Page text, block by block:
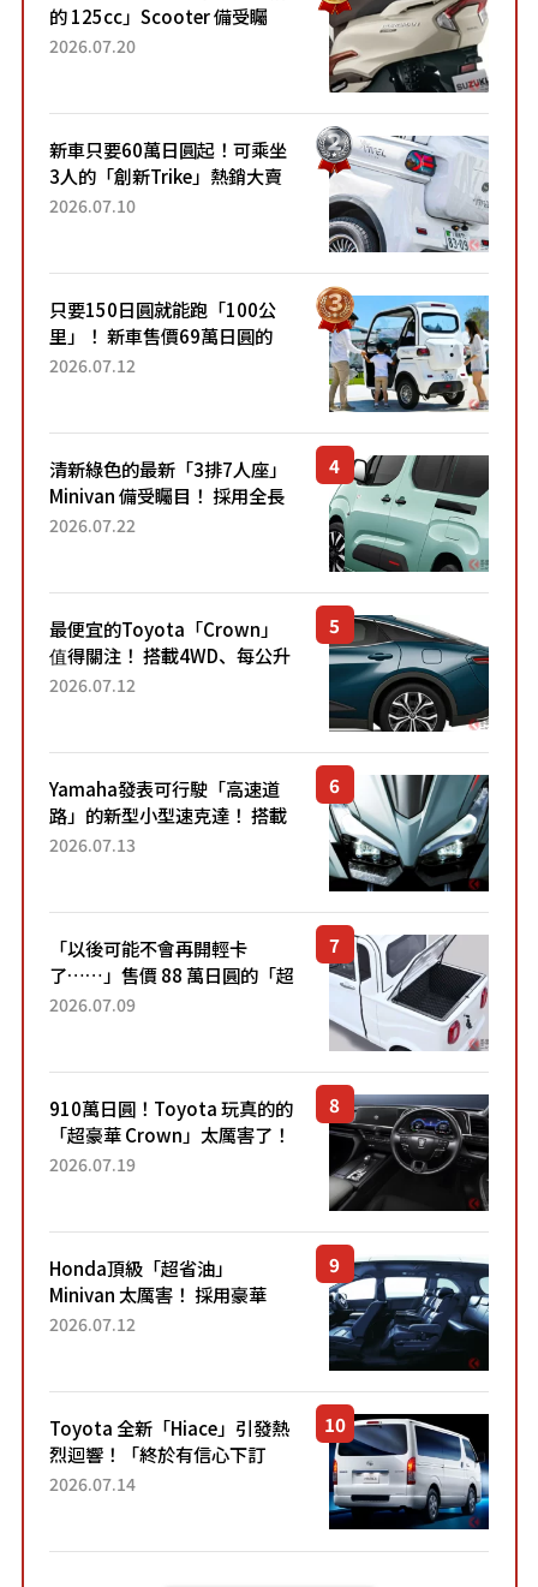
的 125cc」Scooter 備受矚
目！採用全新流線設計與各項
2026.07.20
新車只要60萬日圓起！可乘坐
3人的「創新Trike」熱銷大賣
成為人氣車款！「養車成本真
2026.07.10
只要150日圓就能跑「100公
里」！ 新車售價69萬日圓的
「3人座」Trike大受歡迎！ 順
2026.07.12
清新綠色的最新「3排7人座」
Minivan 備受矚目！ 採用全長
4.7公尺剛剛好的車身尺寸與
2026.07.22
最便宜的Toyota「Crown」
值得關注！ 搭載4WD、每公升
22.4公里低油耗表現超亮眼！
2026.07.12
Yamaha發表可行駛「高速道
路」的新型小型速克達！ 搭載
能享受超強勁「渦輪感」的動
2026.07.13
「以後可能不會再開輕卡
了……」售價 88 萬日圓的「超
迷你輕型貨車」引發兩極評
了！...
2026.07.09
910萬日圓！Toyota 玩真的的
「超豪華 Crown」太厲害了！
採用由「匠人技藝」打造的
2026.07.19
Honda頂級「超省油」
Minivan 太厲害！ 採用豪華
「真皮座椅」與專屬「黑色內
「三...
2026.07.12
Toyota 全新「Hiace」引發熱
烈迴響！「終於有信心下訂
了！」「哪個等級交車最
車？...
2026.07.14